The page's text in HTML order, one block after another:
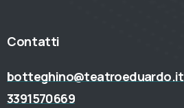
Contatti
botteghino@teatroeduardo.it
3391570669